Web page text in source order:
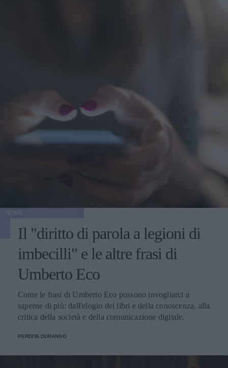
Il "diritto di parola a legioni di
imbecilli" e le altre frasi di
Umberto Eco
Come le frasi di Umberto Eco possono invogliarci a
saperne di più: dall'elogio dei libri e della conoscenza, alla
critica della società e della comunicazione digitale.
PERDITA DURANGO